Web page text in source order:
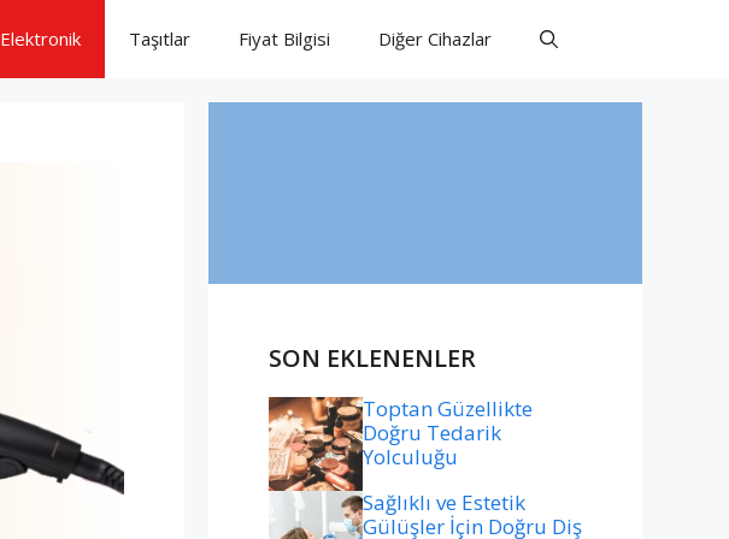
Elektronik Taşıtlar Fiyat Bilgisi Diğer Cihazlar
SON EKLENENLER
Toptan Güzellikte
Doğru Tedarik
Yolculuğu
Sağlıklı ve Estetik
Gülüşler İçin Doğru Diş